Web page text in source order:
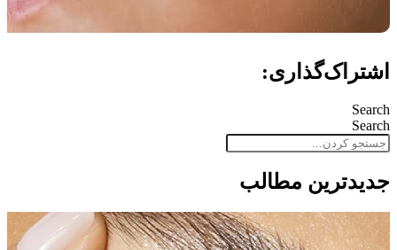
اشتراک‌گذاری:
Search
Search
جدید‌ترین مطالب